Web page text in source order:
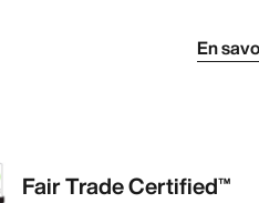
En
Fair Trade Certified™